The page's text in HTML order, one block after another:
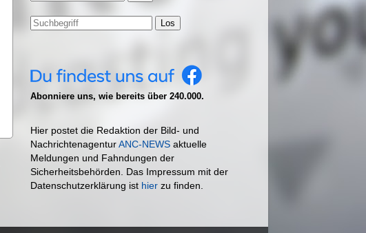
Los
Abonniere uns, wie bereits über 240.000.
Hier postet die Redaktion der Bild- und
NachrichtenagenturANC-NEWS aktuelle
Meldungen und Fahndungen der
Sicherheitsbehörden. Das Impressum mit der
Datenschutzerklärung ist hier zu finden.